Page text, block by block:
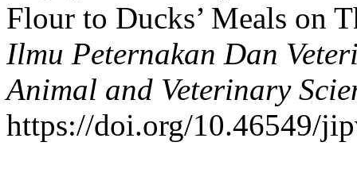
Flour to Ducks’ Meals on
Ilmu Peternakan Dan
Animal and Veterinary
https://doi.org/10.46549/